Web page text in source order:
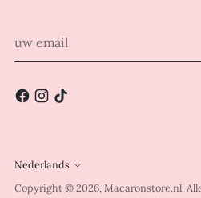
email
Taal
Nederlands
Copyright © 2026,Macaronstore.nl.